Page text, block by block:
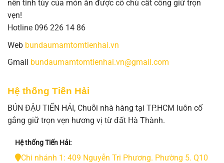
nên tinh túy của món ăn được cô chú cất công giữ trọn
vẹn!
Hotline 096 226 14 86
Web bundaumamtomtienhai.vn
Gmail bundaumamtomtienhai.vn@gmail.com
Hệ thống Tiến Hải
BÚN ĐẬU TIẾN HẢI, Chuỗi nhà hàng tại TP.HCM luôn cố
gắng giữ trọn vẹn hương vị từ đất Hà Thành.
Hệ thống Tiến Hải:
Chi nhánh 1: 409 Nguyễn Tri Phương. Phường 5. Q10